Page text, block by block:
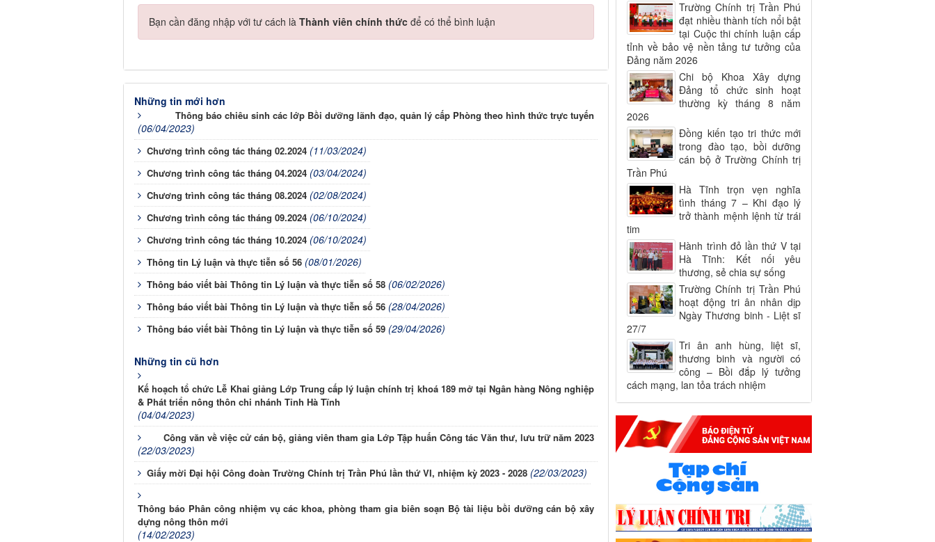
Bạn cần đăng nhập với tư cách là Thành viên chính thức để có thể bình luận
Những tin mới hơn
Thông báo chiêu sinh các lớp Bồi dưỡng lãnh đạo, quản lý cấp Phòng theo hình thức trực tuyến
(06/04/2023)
Chương trình công tác tháng 02.2024 (11/03/2024)
Chương trình công tác tháng 04.2024 (03/04/2024)
Chương trình công tác tháng 08.2024 (02/08/2024)
Chương trình công tác tháng 09.2024 (06/10/2024)
Chương trình công tác tháng 10.2024 (06/10/2024)
Thông tin Lý luận và thực tiễn số 56 (08/01/2026)
Thông báo viết bài Thông tin Lý luận và thực tiễn số 58 (06/02/2026)
Thông báo viết bài Thông tin Lý luận và thực tiễn số 56 (28/04/2026)
Thông báo viết bài Thông tin Lý luận và thực tiễn số 59 (29/04/2026)
Những tin cũ hơn
Kế hoạch tổ chức Lễ Khai giảng Lớp Trung cấp lý luận chính trị khoá 189 mở tại Ngân hàng Nông nghiệp
& Phát triển nông thôn chi nhánh Tỉnh Hà Tĩnh
(04/04/2023)
Công văn về việc cử cán bộ, giảng viên tham gia Lớp Tập huấn Công tác Văn thư, lưu trữ năm 2023
(22/03/2023)
Giấy mời Đại hội Công đoàn Trường Chính trị Trần Phú lần thứ VI, nhiệm kỳ 2023 - 2028 (22/03/2023)
Thông báo Phân công nhiệm vụ các khoa, phòng tham gia biên soạn Bộ tài liệu bồi dưỡng cán bộ xây
dựng nông thôn mới
(14/02/2023)
Trường Chính trị Trần Phú
đạt nhiều thành tích nổi bật
tại Cuộc thi chính luận cấp
tỉnh về bảo vệ nền tảng tư tưởng của
Đảng năm 2026
Chi bộ Khoa Xây dựng
Đảng tổ chức sinh hoạt
thường kỳ tháng 8 năm
2026
Đồng kiến tạo tri thức mới
trong đào tạo, bồi dưỡng
cán bộ ở Trường Chính trị
Trần Phú
Hà Tĩnh trọn vẹn nghĩa
tình tháng 7 – Khi đạo lý
trở thành mệnh lệnh từ trái
tim
Hành trình đỏ lần thứ V tại
Hà Tĩnh: Kết nối yêu
thương, sẻ chia sự sống
Trường Chính trị Trần Phú
hoạt động tri ân nhân dịp
Ngày Thương binh - Liệt sĩ
27/7
Tri ân anh hùng, liệt sĩ,
thương binh và người có
công – Bồi đắp lý tưởng
cách mạng, lan tỏa trách nhiệm